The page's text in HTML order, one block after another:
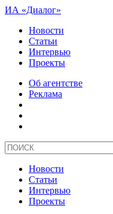
ИА «Диалог»
Новости
Статьи
Интервью
Проекты
Об агентстве
Реклама
Новости
Статьи
Интервью
Проекты